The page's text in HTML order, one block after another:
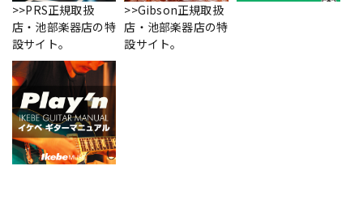
>>PRS正規取扱
店・池部楽器店の特
設サイト。
>>Gibson正規取扱
店・池部楽器店の特
設サイト。